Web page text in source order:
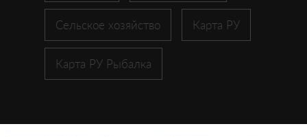
Сельское хозяйство Карта РУ
Карта РУ Рыбалка